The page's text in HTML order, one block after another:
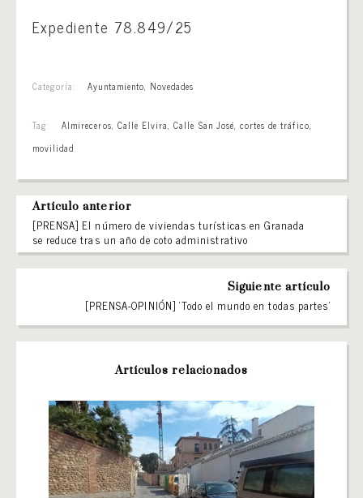
Expediente 78.849/25
Categoría: Ayuntamiento, Novedades
Tag: Almireceros, Calle Elvira,Calle San José, cortes de tráfico,
movilidad
Artículo anterior
[PRENSA] El número de viviendas turísticas en Granada
se reduce tras un año de coto administrativo
Siguiente artículo
[PRENSA-OPINIÓN] ‘Todo el mundo en todas partes’
Artículos relacionados